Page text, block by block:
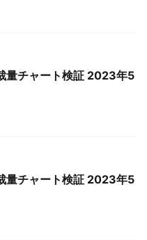
量チャート検証 2023年5
量チャート検証 2023年5